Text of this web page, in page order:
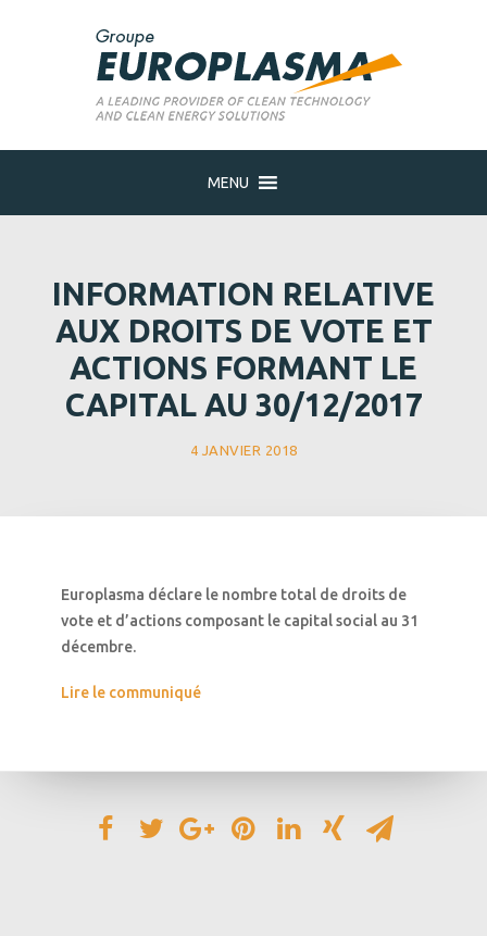
MENU
INFORMATION RELATIVE
AUX DROITS DE VOTE ET
ACTIONS FORMANT LE
CAPITAL AU 30/12/2017
4 JANVIER 2018
Europlasma déclare le nombre total de droits de
vote et d’actions composant le capital social au 31
décembre.
Lire le communiqué